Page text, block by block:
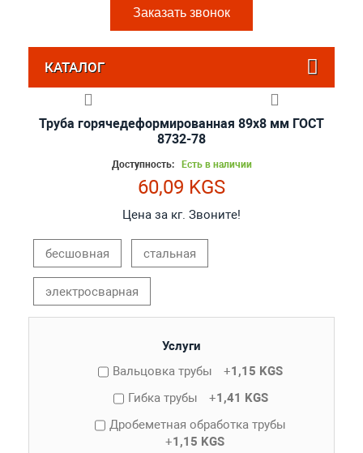
Заказать звонок
КАТАЛОГ
Труба горячедеформированная 89х8 мм ГОСТ
8732-78
Доступность: Есть в наличии
60,09 KGS
Цена за кг. Звоните!
бесшовная стальная
электросварная
Услуги
Вальцовка трубы
+1,15 KGS
Гибка трубы
+1,41 KGS
Дробеметная обработка трубы
+1,15 KGS